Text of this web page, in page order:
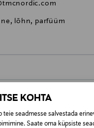
KOHTA
seadmesse salvestada
Saate oma küpsiste
lõhn, parfüüm
– 4,90 €alates kauba
ja loodustooted